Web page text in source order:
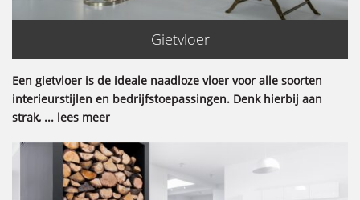
Gietvloer
Een gietvloer is de ideale naadloze vloer voor alle soorten
interieurstijlen en bedrijfstoepassingen. Denk hierbij aan
strak, ... lees meer